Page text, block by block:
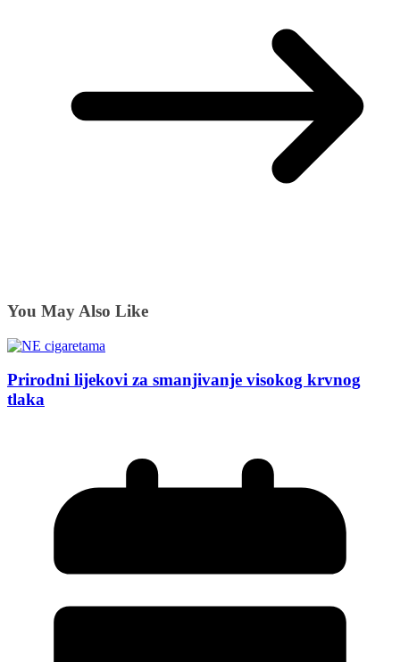
You May Also Like
Prirodni lijekovi za smanjivanje visokog krvnog
tlaka